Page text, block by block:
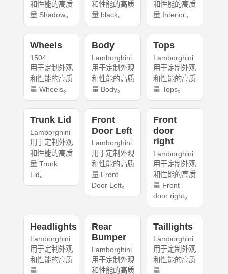
和性能的高质
量 Shadow。
和性能的高质
量 black。
和性能的高质
量 Interior。
Wheels
1504
用于定制外观
和性能的高质
量 Wheels。
Body
Lamborghini
用于定制外观
和性能的高质
量 Body。
Tops
Lamborghini
用于定制外观
和性能的高质
量 Tops。
Trunk Lid
Lamborghini
用于定制外观
和性能的高质
量 Trunk
Lid。
Front
Door Left
Lamborghini
用于定制外观
和性能的高质
量 Front
Door Left。
Front
door
right
Lamborghini
用于定制外观
和性能的高质
量 Front
door right。
Headlights
Lamborghini
用于定制外观
和性能的高质
量
Rear
Bumper
Lamborghini
用于定制外观
和性能的高质
Taillights
Lamborghini
用于定制外观
和性能的高质
量